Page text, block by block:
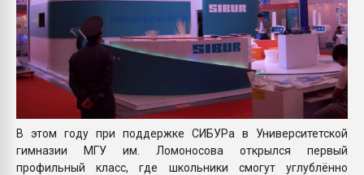
В этом году при поддержке СИБУРа в Университетской
гимназии МГУ им. Ломоносова открылся первый
профильный класс, где школьники смогут углублённо